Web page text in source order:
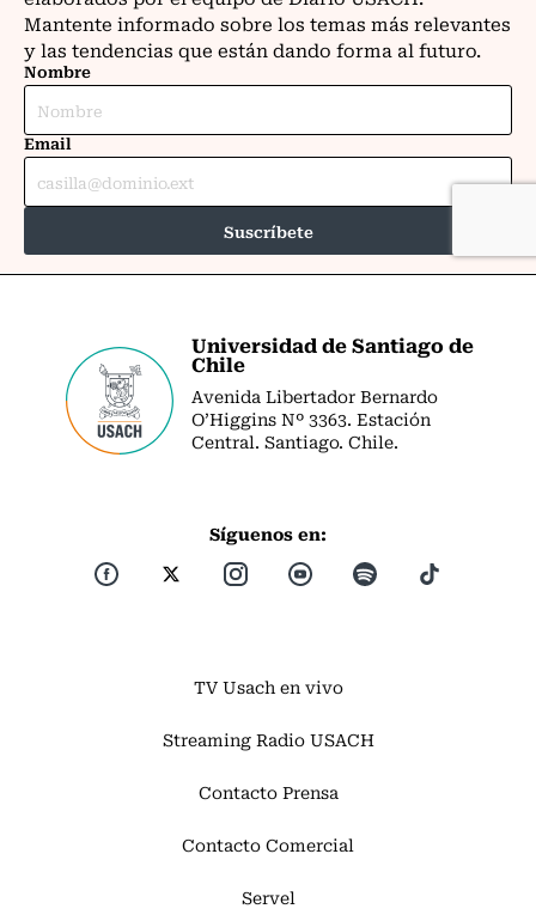
Universidad de Santiago de
Chile
Avenida Libertador Bernardo
O’Higgins Nº 3363. Estación
Central. Santiago. Chile.
Síguenos en:
TV Usach en vivo
Streaming Radio USACH
Contacto Prensa
Contacto Comercial
Servel